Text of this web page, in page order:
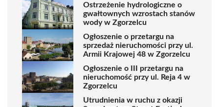
Ostrzeżenie hydrologiczne o
gwałtownych wzrostach stanów
wody w Zgorzelcu
Ogłoszenie o przetargu na
sprzedaż nieruchomości przy ul.
Armii Krajowej 48 w Zgorzelcu
Ogłoszenie o III przetargu na
nieruchomość przy ul. Reja 4 w
Zgorzelcu
Utrudnienia w ruchu z okazji